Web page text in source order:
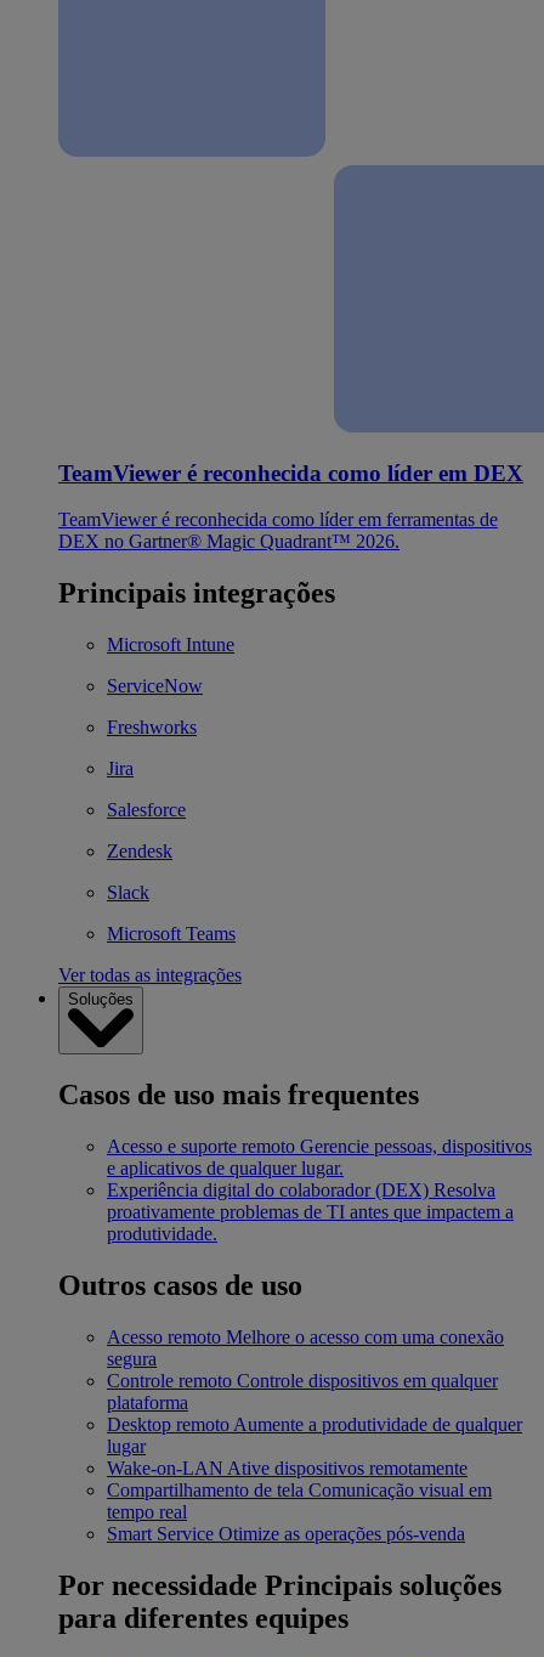
TeamViewer é reconhecida como líder em DEX
TeamViewer é reconhecida como líder em ferramentas de
DEX no Gartner® Magic Quadrant™ 2026.
Principais integrações
Microsoft Intune
ServiceNow
Freshworks
Jira
Salesforce
Zendesk
Slack
Microsoft Teams
Ver todas as integrações
Soluções
Casos de uso mais frequentes
Acesso e suporte remoto Gerencie pessoas, dispositivos
e aplicativos de qualquer lugar.
Experiência digital do colaborador (DEX) Resolva
proativamente problemas de TI antes que impactem a
produtividade.
Outros casos de uso
Acesso remoto Melhore o acesso com uma conexão
segura
Controle remoto Controle dispositivos em qualquer
plataforma
Desktop remoto Aumente a produtividade de qualquer
lugar
Wake-on-LAN Ative dispositivos remotamente
Compartilhamento de tela Comunicação visual em
tempo real
Smart Service Otimize as operações pós-venda
Por necessidade Principais soluções
para diferentes equipes